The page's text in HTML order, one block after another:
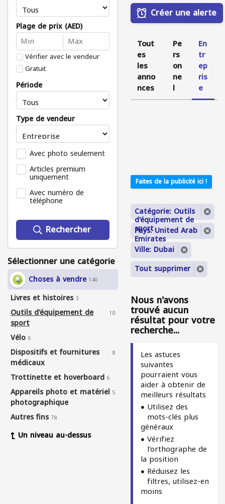
Plage de prix (AED)
Vérifier avec le vendeur
Gratuit
Période
Type de vendeur
Avec photo seulement
Articles premium
uniquement
Avec numéro de
téléphone
Rechercher
Sélectionner une catégorie
Choses à vendre 140
Livres et histoires 3
Outils d'équipement de
sport
10
Vélo 6
Dispositifs et fournitures
médicaux
8
Trottinette et hoverboard 6
Appareils photo et matériel
photographique
5
Autres fins78
Un niveau au-dessus
Créer une alerte
Tout
es
les
anno
nces
Pe
rs
on
ne
l
En
tr
ep
ris
e
Faites de la publicité ici !
Catégorie: Outils
d'équipement de
sport
Pays: United Arab
Emirates
Ville: Dubai
Tout supprimer
Nous n'avons
trouvé aucun
résultat pour votre
recherche...
Les astuces
suivantes
pourraient vous
aider à obtenir de
meilleurs résultats
Utilisez des
mots-clés plus
généraux
Vérifiez
l'orthographe de
la position
Réduisez les
filtres, utilisez-en
moins